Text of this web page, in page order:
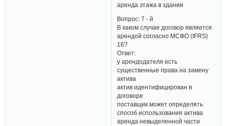
аренда этажа в здании
Вопрос: 7 - й
В каком случае договор является
арендой согласно МСФО (IFRS)
16?
Ответ:
у арендодателя есть
существенные права на замену
актива
актив идентифицирован в
договоре
поставщик может определять
способ использования актива
аренда невыделенной части